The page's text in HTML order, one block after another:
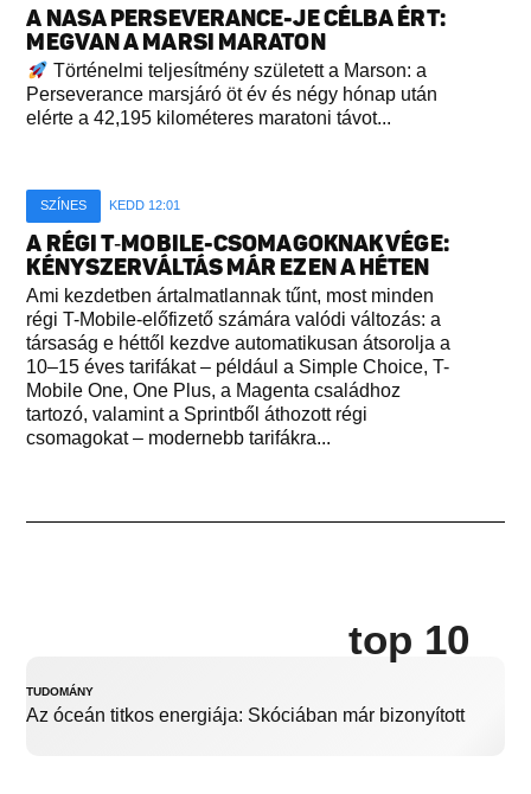
A NASA PERSEVERANCE-JE CÉLBA ÉRT:
MEGVAN A MARSI MARATON
Történelmi teljesítmény született a Marson: a
Perseverance marsjáró öt év és négy hónap után
elérte a 42,195 kilométeres maratoni távot...
SZÍNES KEDD 12:01
A RÉGI T‑MOBILE-CSOMAGOKNAK VÉGE:
KÉNYSZERVÁLTÁS MÁR EZEN A HÉTEN
Ami kezdetben ártalmatlannak tűnt, most minden
régi T-Mobile-előfizető számára valódi változás: a
társaság e héttől kezdve automatikusan átsorolja a
10–15 éves tarifákat – például a Simple Choice, T-
Mobile One, One Plus, a Magenta családhoz
tartozó, valamint a Sprintből áthozott régi
csomagokat – modernebb tarifákra...
top 10
TUDOMÁNY
Az óceán titkos energiája: Skóciában már bizonyított